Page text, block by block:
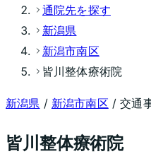
通院先を探す
新潟県
新潟市南区
皆川整体療術院
新潟県 / 新潟市南区 / 交通
皆川整体療術院